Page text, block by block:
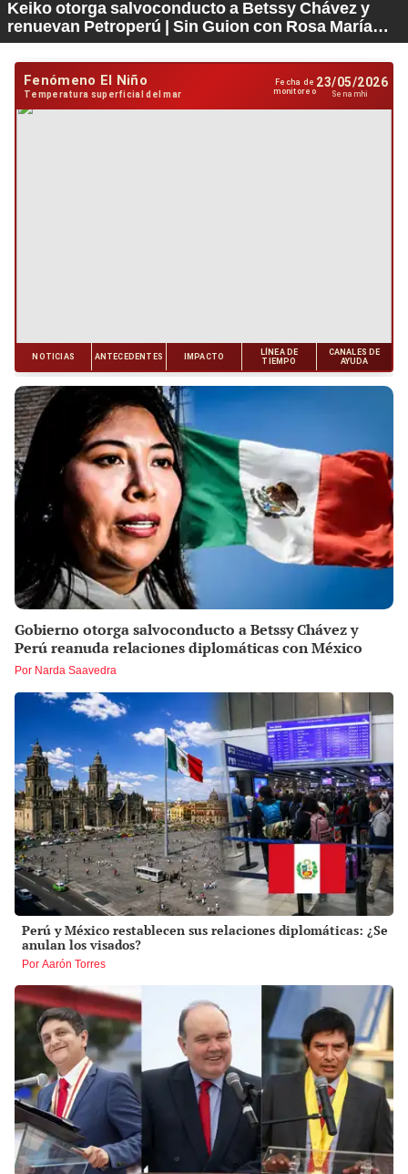
Keiko otorga salvoconducto a Betssy Chávez y
renuevan Petroperú | Sin Guion con Rosa María
Palacios
Gobierno otorga salvoconducto a Betssy Chávez y
Perú reanuda relaciones diplomáticas con México
Por Narda Saavedra
Perú y México restablecen sus relaciones diplomáticas: ¿Se
anulan los visados?
Por Aarón Torres